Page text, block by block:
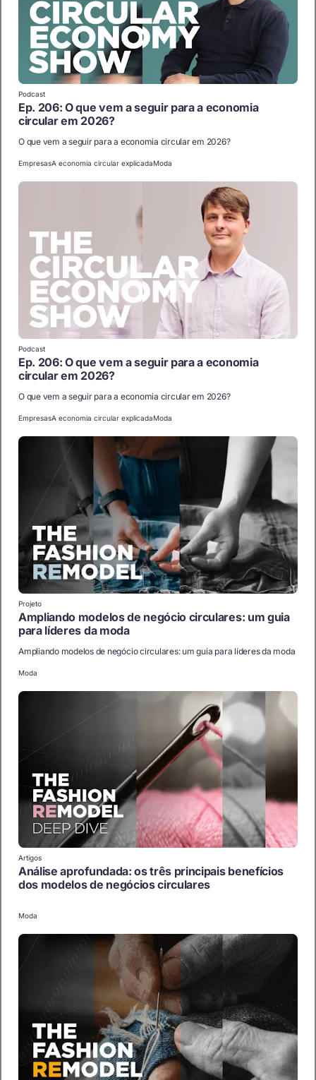
Podcast
Ep. 206: O que vem a seguir para a economia
circular em 2026?
O que vem a seguir para a economia circular em 2026?
EmpresasA economia circular explicadaModa
Podcast
Ep. 206: O que vem a seguir para a economia
circular em 2026?
O que vem a seguir para a economia circular em 2026?
EmpresasA economia circular explicadaModa
Projeto
Ampliando modelos de negócio circulares: um guia
para líderes da moda
Ampliando modelos de negócio circulares: um guia para líderes da moda
Moda
Artigos
Análise aprofundada: os três principais benefícios
dos modelos de negócios circulares
Moda